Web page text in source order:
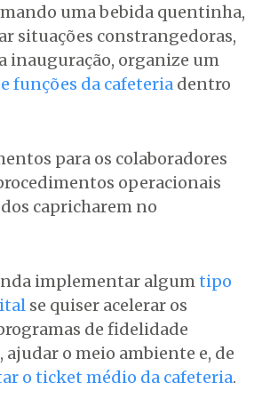
uma bebida quentinha,
situações constrangedoras,
inauguração, organize um
funções da cafeteria dentro
para os colaboradores
operacionais
capricharem no
implementar algumtipo
se quiser acelerar os
de fidelidade
o meio ambiente e, de
o ticket médio da cafeteria.